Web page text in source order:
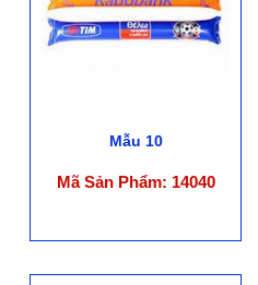
Mẫu 10
Mã Sản Phẩm: 14040